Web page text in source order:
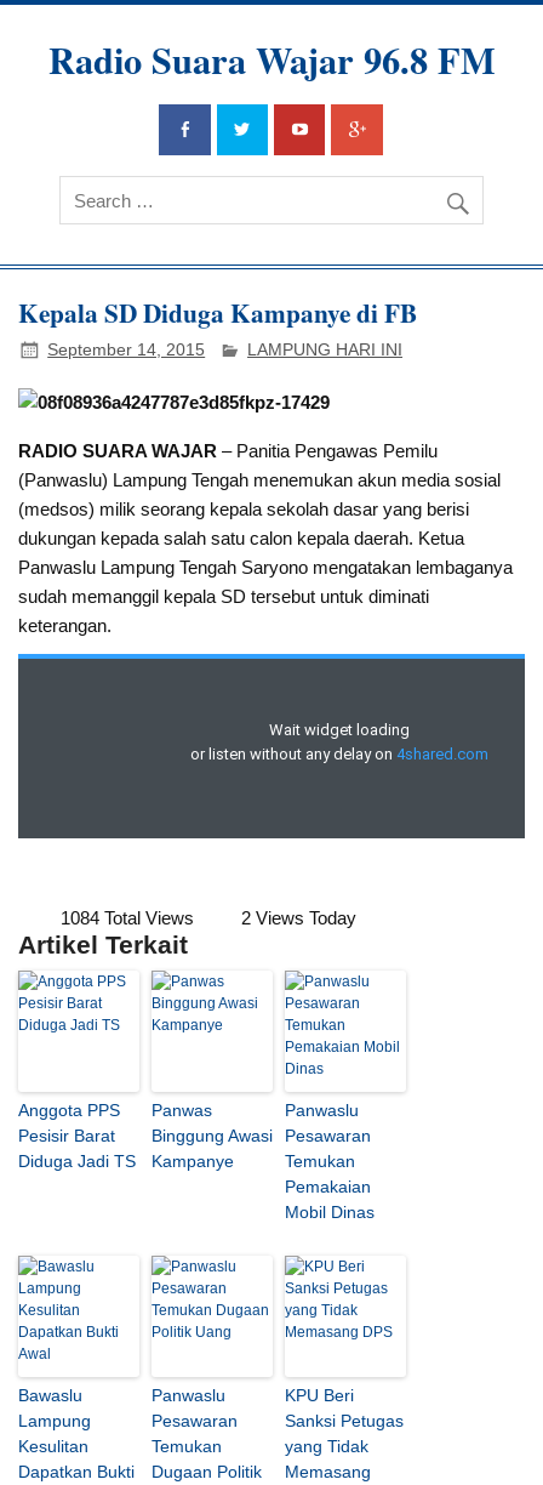
Radio Suara Wajar 96.8 FM
Kepala SD Diduga Kampanye di FB
September 14, 2015 LAMPUNG HARI INI
RADIO SUARA WAJAR – Panitia Pengawas Pemilu
(Panwaslu) Lampung Tengah menemukan akun media sosial
(medsos) milik seorang kepala sekolah dasar yang berisi
dukungan kepada salah satu calon kepala daerah. Ketua
Panwaslu Lampung Tengah Saryono mengatakan lembaganya
sudah memanggil kepala SD tersebut untuk diminati
keterangan.
1084 Total Views 2 Views Today
Artikel Terkait
Anggota PPS
Pesisir Barat
Diduga Jadi TS
Panwas
Binggung Awasi
Kampanye
Panwaslu
Pesawaran
Temukan
Pemakaian
Mobil Dinas
Bawaslu
Lampung
Kesulitan
Dapatkan Bukti
Panwaslu
Pesawaran
Temukan
Dugaan Politik
KPU Beri
Sanksi Petugas
yang Tidak
Memasang